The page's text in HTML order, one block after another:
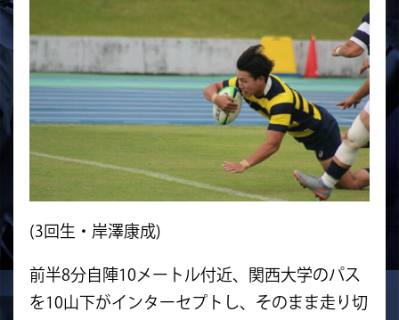
(3回生・岸澤康成)
前半8分自陣10メートル付近、関西大学のパス
を10山下がインターセプトし、そのまま走り切